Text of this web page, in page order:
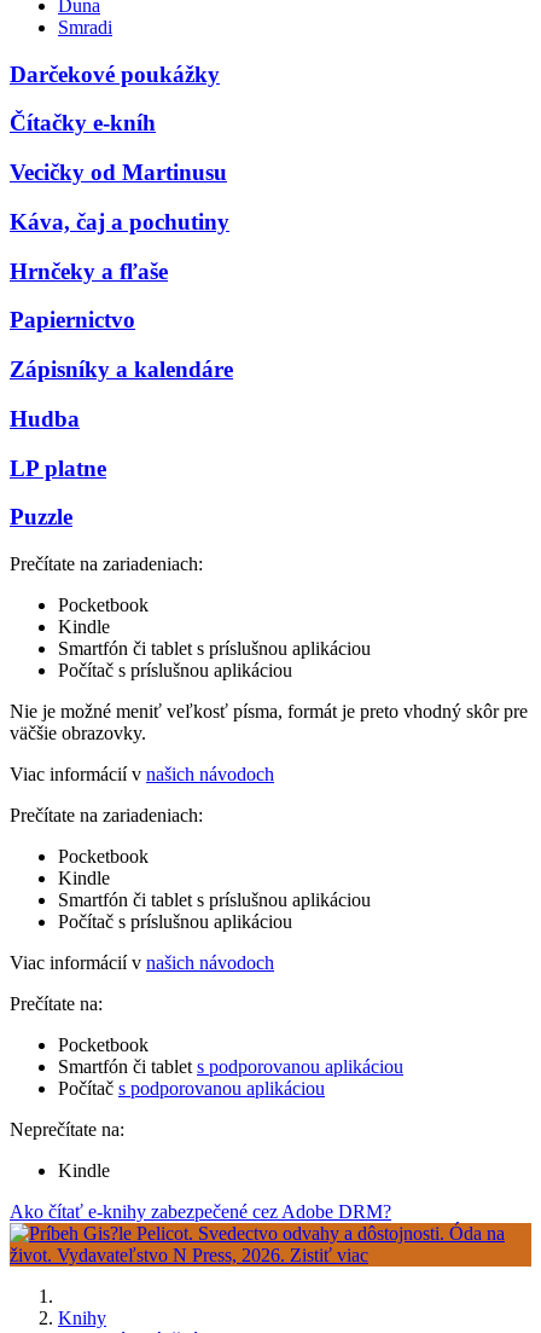
Duna
Smradi
Darčekové poukážky
Čítačky e-kníh
Vecičky od Martinusu
Káva, čaj a pochutiny
Hrnčeky a fľaše
Papiernictvo
Zápisníky a kalendáre
Hudba
LP platne
Puzzle
Prečítate na zariadeniach:
Pocketbook
Kindle
Smartfón či tablet s príslušnou aplikáciou
Počítač s príslušnou aplikáciou
Nie je možné meniť veľkosť písma, formát je preto vhodný skôr pre
väčšie obrazovky.
Viac informácií v našich návodoch
Prečítate na zariadeniach:
Pocketbook
Kindle
Smartfón či tablet s príslušnou aplikáciou
Počítač s príslušnou aplikáciou
Viac informácií v našich návodoch
Prečítate na:
Pocketbook
Smartfón či tablet s podporovanou aplikáciou
Počítač s podporovanou aplikáciou
Neprečítate na:
Kindle
Ako čítať e-knihy zabezpečené cez Adobe DRM?
Knihy